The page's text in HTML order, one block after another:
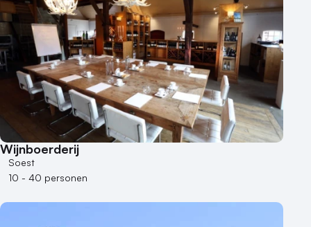
Wijnboerderij
Soest
10 - 40 personen